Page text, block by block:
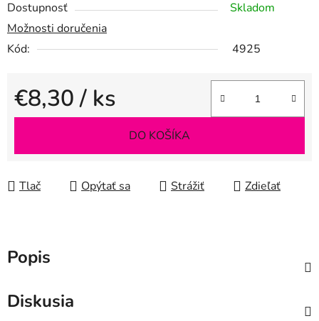
Dostupnosť
Skladom
Možnosti doručenia
Kód:
4925
€8,30/ ks
Jednotková cena:
DO KOŠÍKA
Tlač Opýtať sa Strážiť Zdieľať
Popis
Diskusia